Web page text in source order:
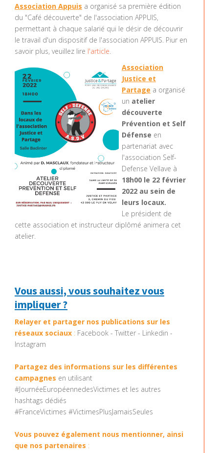
Association Appuis a organisé sa première édition
du "Café découverte" de l'association APPUIS,
permettant à chaque salarié qui le désir de découvrir
le travail d'un dispositif de l'association APPUIS. Piur en
savoir plus, veuillez lire l'article.
Association
Justice et
Partage a organisé
un atelier
découverte
Prévention et Self
Défense en
partenariat avec
l'association Self-
Defense Vellave à
18h00 le 22 février
2022 au sein de
leurs locaux.
Le président de
cette association et instructeur diplômé animera cet
atelier.
Vous aussi, vous souhaitez vous
impliquer ?
Relayer et partager nos publications sur les
réseaux sociaux : Facebook - Twitter - Linkedin -
Instagram
Partagez des informations sur les différentes
campagnes en utilisant
#JournéeEuropéennedesVictimes et les autres
hashtags dédiés
#FranceVictimes #VictimesPlusJamaisSeules
Vous pouvez également nous mentionner, ainsi
que nos partenaires :